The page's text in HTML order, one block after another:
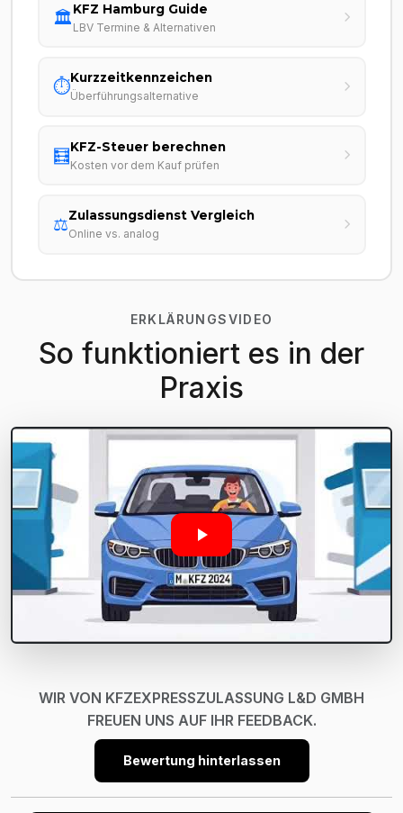
🏛️KFZ Hamburg Guide
LBV Termine & Alternativen
⏱️Kurzzeitkennzeichen
Überführungsalternative
🧮KFZ-Steuer berechnen
Kosten vor dem Kauf prüfen
⚖️Zulassungsdienst Vergleich
Online vs. analog
ERKLÄRUNGSVIDEO
So funktioniert es in der
Praxis
WIR VON KFZEXPRESSZULASSUNG L&D GMBH
FREUEN UNS AUF IHR FEEDBACK.
Bewertung hinterlassen